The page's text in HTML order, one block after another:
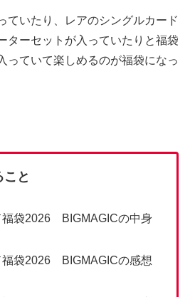
ていたり、レアのシングルカード
ターセットが入っていたりと福袋
っていて楽しめるのが福袋になっ
こと
福袋2026 BIGMAGICの中身
福袋2026 BIGMAGICの感想